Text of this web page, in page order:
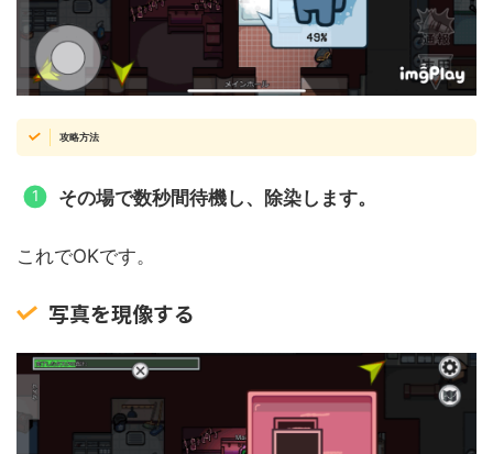
攻略方法
その場で数秒間待機し、除染します。
これでOKです。
写真を現像する